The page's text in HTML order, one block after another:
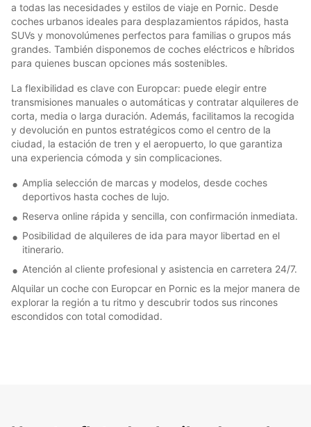
a todas las necesidades y estilos de viaje en Pornic. Desde
coches urbanos ideales para desplazamientos rápidos, hasta
SUVs y monovolúmenes perfectos para familias o grupos más
grandes. También disponemos de coches eléctricos e híbridos
para quienes buscan opciones más sostenibles.
La flexibilidad es clave con Europcar: puede elegir entre
transmisiones manuales o automáticas y contratar alquileres de
corta, media o larga duración. Además, facilitamos la recogida
y devolución en puntos estratégicos como el centro de la
ciudad, la estación de tren y el aeropuerto, lo que garantiza
una experiencia cómoda y sin complicaciones.
Amplia selección de marcas y modelos, desde coches
deportivos hasta coches de lujo.
Reserva online rápida y sencilla, con confirmación inmediata.
Posibilidad de alquileres de ida para mayor libertad en el
itinerario.
Atención al cliente profesional y asistencia en carretera 24/7.
Alquilar un coche con Europcar en Pornic es la mejor manera de
explorar la región a tu ritmo y descubrir todos sus rincones
escondidos con total comodidad.